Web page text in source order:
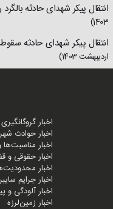
انتقال پیکر شهدای حادثه
1403)
انتقال پیکر شهدای حادثه
اردیبهشت 1403)
اخبار
اخبار حوادث
اخبار مناسبت‌ها
اخبار حقوقی و
اخبار
اخبار جرایم
اخبار آلودگی
اخبار زمین‌لرزه